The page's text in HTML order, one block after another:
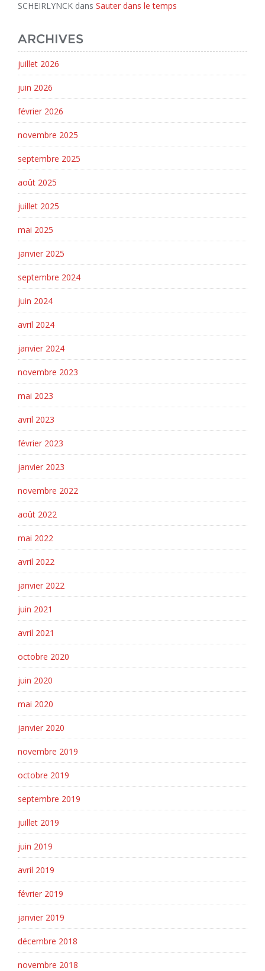
SCHEIRLYNCK dans Sauter dans le temps
ARCHIVES
juillet 2026
juin 2026
février 2026
novembre 2025
septembre 2025
août 2025
juillet 2025
mai 2025
janvier 2025
septembre 2024
juin 2024
avril 2024
janvier 2024
novembre 2023
mai 2023
avril 2023
février 2023
janvier 2023
novembre 2022
août 2022
mai 2022
avril 2022
janvier 2022
juin 2021
avril 2021
octobre 2020
juin 2020
mai 2020
janvier 2020
novembre 2019
octobre 2019
septembre 2019
juillet 2019
juin 2019
avril 2019
février 2019
janvier 2019
décembre 2018
novembre 2018